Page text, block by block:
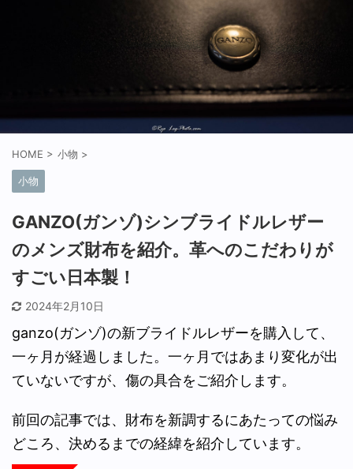
HOME > 小物 >
小物
GANZO(ガンゾ)シンブライドルレザー
のメンズ財布を紹介。革へのこだわりが
すごい日本製！
2024年2月10日
ganzo(ガンゾ)の新ブライドルレザーを購入して、
一ヶ月が経過しました。一ヶ月ではあまり変化が出
ていないですが、傷の具合をご紹介します。
前回の記事では、財布を新調するにあたっての悩み
どころ、決めるまでの経緯を紹介しています。